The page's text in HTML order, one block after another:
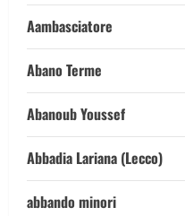
Aambasciatore
Abano Terme
Abanoub Youssef
Abbadia Lariana (Lecco)
abbando minori